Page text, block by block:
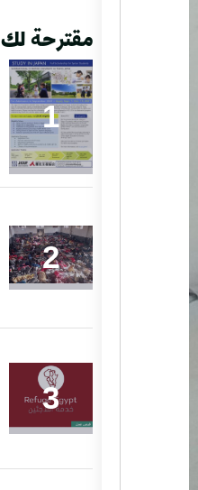
مقترحة لك